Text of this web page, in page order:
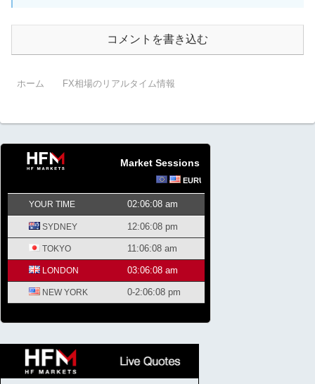
コメントを書き込む
ホーム FX相場のリアルタイム情報
Market Sessions